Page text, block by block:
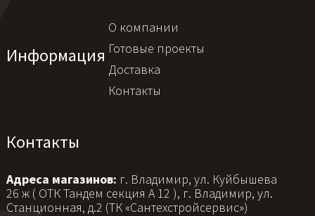
Информация
О компании
Готовые проекты
Доставка
Контакты
Контакты
Адреса магазинов: г. Владимир, ул. Куйбышева
26 ж ( ОТК Тандем секция А 12 ), г. Владимир, ул.
Станционная, д.2 (ТК «Сантехстройсервис»)